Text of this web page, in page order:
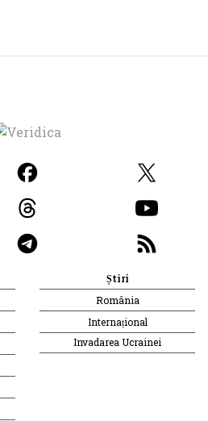
Știri
România
Internațional
Invadarea Ucrainei